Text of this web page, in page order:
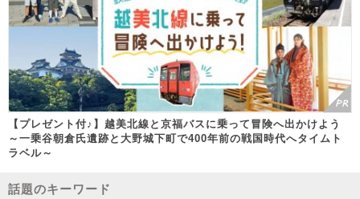
【プレゼント付♪】越美北線と京福バスに乗って冒険へ出かけよう
～一乗谷朝倉氏遺跡と大野城下町で400年前の戦国時代へタイムト
ラベル～
話題のキーワード